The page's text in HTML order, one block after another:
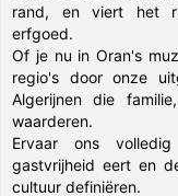
rand, en viert het
erfgoed.
Of je nu in Oran's
regio's door onze
Algerijnen die
waarderen.
Ervaar ons
gastvrijheid eert en
cultuur definiëren.